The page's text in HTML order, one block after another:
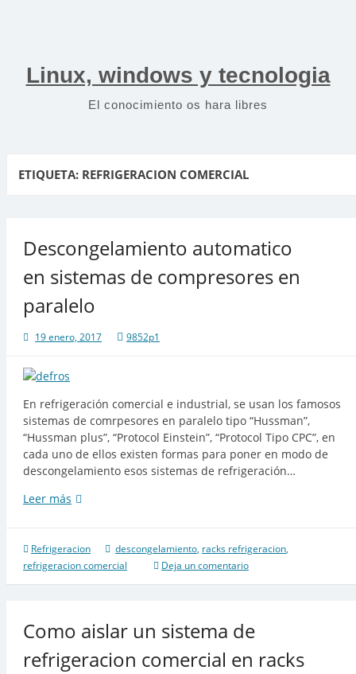
Linux, windows y tecnologia
El conocimiento os hara libres
ETIQUETA: REFRIGERACION COMERCIAL
Descongelamiento automatico
en sistemas de compresores en
paralelo
19 enero, 2017 9852p1
En refrigeración comercial e industrial, se usan los famosos
sistemas de comrpesores en paralelo tipo “Hussman”,
“Hussman plus”, “Protocol Einstein”, “Protocol Tipo CPC”, en
cada uno de ellos existen formas para poner en modo de
descongelamiento esos sistemas de refrigeración…
Leer más Descongelamiento
sistemas
de
compresores
Refrigeracion descongelamiento, racks refrigeracion,
refrigeracion comercial
Deja un comentario
Como aislar un sistema de
refrigeracion comercial en racks